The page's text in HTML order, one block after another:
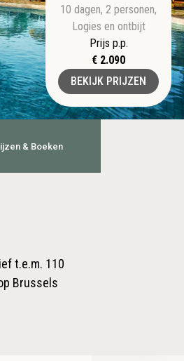
10 dagen, 2 personen,
Logies en ontbijt
Prijs p.p.
€ 2.090
BEKIJK PRIJZEN
& Boeken
t.e.m. 110
Brussels